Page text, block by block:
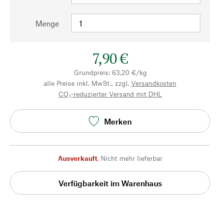
Menge
7,90 €
Grundpreis: 63,20 €/kg
alle Preise inkl. MwSt., zzgl. Versandkosten
CO₂-reduzierter Versand mit DHL
Merken
Ausverkauft, Nicht mehr lieferbar
Verfügbarkeit im Warenhaus